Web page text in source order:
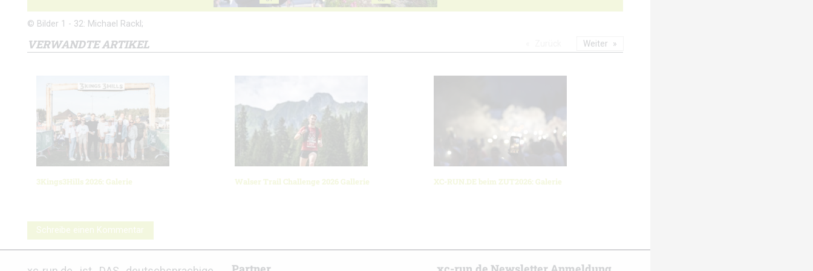
© Bilder 1 - 32: Michael Rackl;
VERWANDTE ARTIKEL
3Kings3Hills 2026: Galerie Walser Trail Challenge 2026 Gallerie XC-RUN.DE beim ZUT2026: Galerie
Weiter
Schreibe einen Kommentar